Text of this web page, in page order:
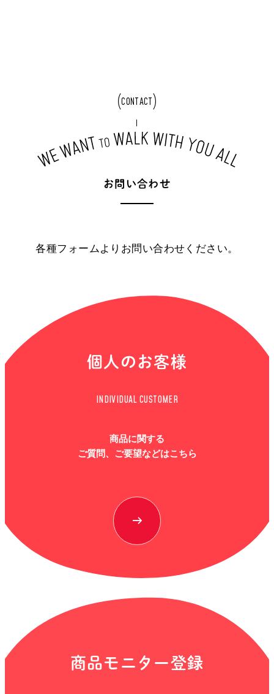
CONTACT
お 問 い合わせ
各種フォームよりお問い合わせください。
個人のお客様
INDIVIDUAL CUSTOMER
商品に関する
ご質問、ご要望などはこちら
商品モニター登録